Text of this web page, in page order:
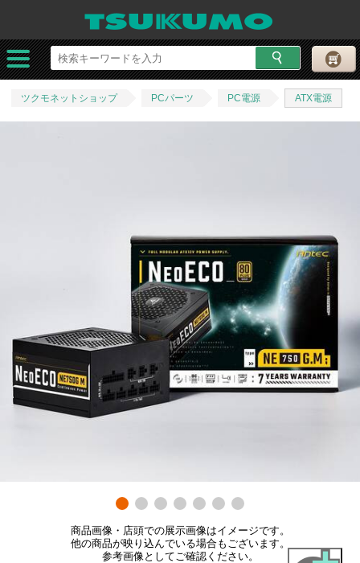
ツクモネットショップ PCパーツ PC電源 ATX電源
商品画像・店頭での展示画像はイメージです。
他の商品が映り込んでいる場合もございます。
参考画像としてご確認ください。